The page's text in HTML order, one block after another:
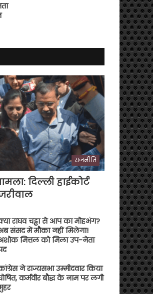
राजनीति
दिल्ली हाईकोर्ट
राघव चड्ढा से आप का मोहभंग?
संसद में मौका नहीं मिलेगा!
मित्तल को मिला उप-नेता
ने राज्यसभा उम्मीदवार किया
कर्मवीर बौद्ध के नाम पर लगी